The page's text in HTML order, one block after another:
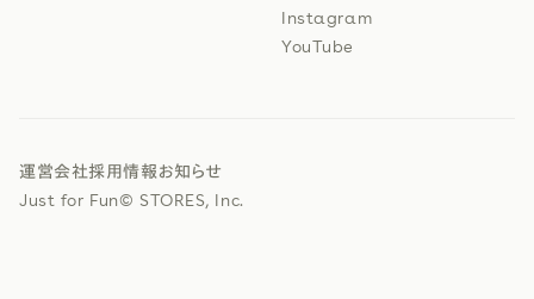
Instagram
YouTube
運営会社採用情報お知らせ
Just for Fun© STORES, Inc.